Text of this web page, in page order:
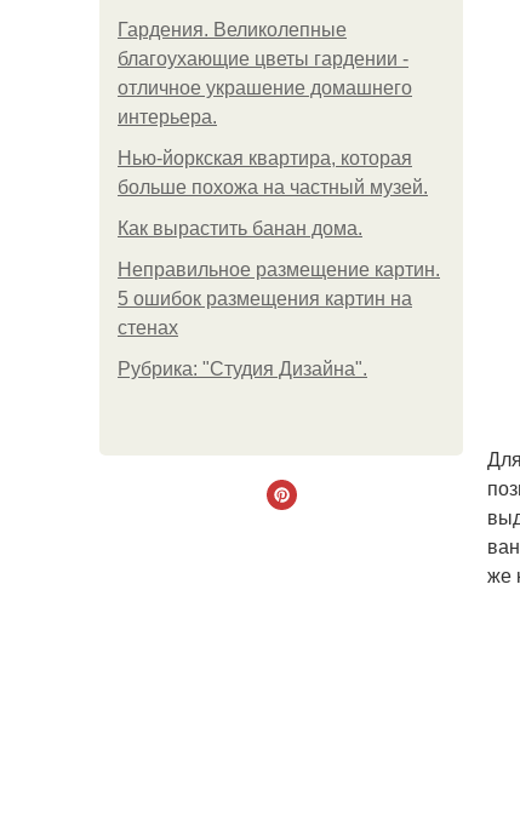
Гардения. Великолепные
благоухающие цветы гардении -
отличное украшение домашнего
интерьера.
Нью-йоркская квартира, которая
больше похожа на частный музей.
Как вырастить банан дома.
Неправильное размещение картин.
5 ошибок размещения картин на
стенах
Рубрика: "Студия Дизайна".
же